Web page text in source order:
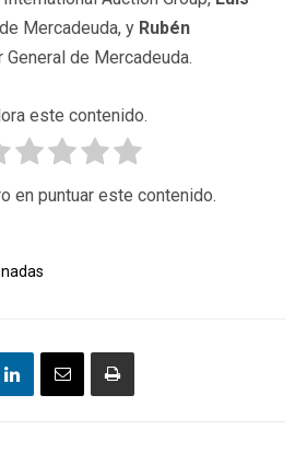
Mercadeuda, y Rubén
General de Mercadeuda.
este contenido.
en puntuar este contenido.